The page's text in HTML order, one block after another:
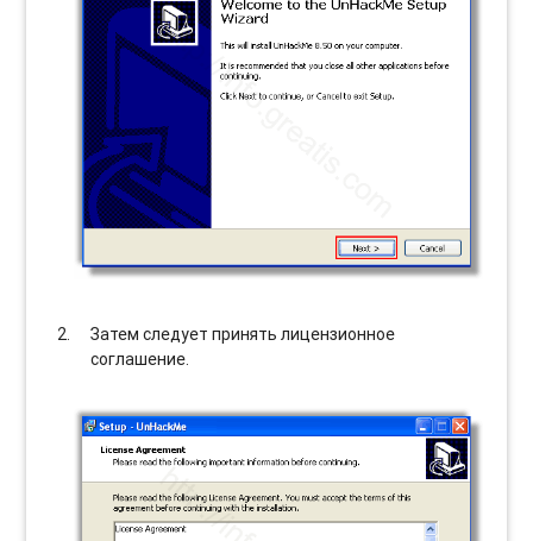
Затем следует принять лицензионное
соглашение.